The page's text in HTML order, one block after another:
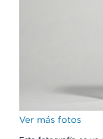
Ver más fotos